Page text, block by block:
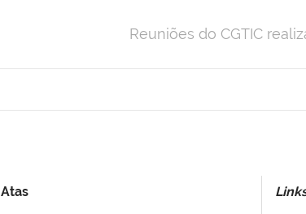
Reuniões do CGTIC
Atas